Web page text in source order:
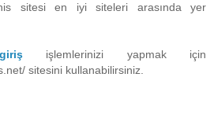
sitesi en iyi siteleri arasında yer
işlemlerinizi yapmak için
sitesini kullanabilirsiniz.